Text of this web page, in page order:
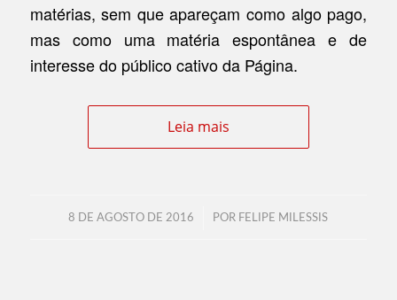
matérias, sem que apareçam como algo pago,
mas como uma matéria espontânea e de
interesse do público cativo da Página.
Leia mais
8 DE AGOSTO DE 2016
/ POR FELIPE MILESSIS